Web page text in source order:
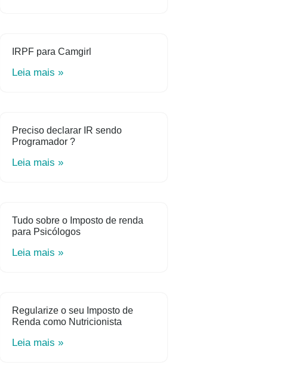
IRPF para Camgirl
Leia mais »
Preciso declarar IR sendo
Programador ?
Leia mais »
Tudo sobre o Imposto de renda
para Psicólogos
Leia mais »
Regularize o seu Imposto de
Renda como Nutricionista
Leia mais »